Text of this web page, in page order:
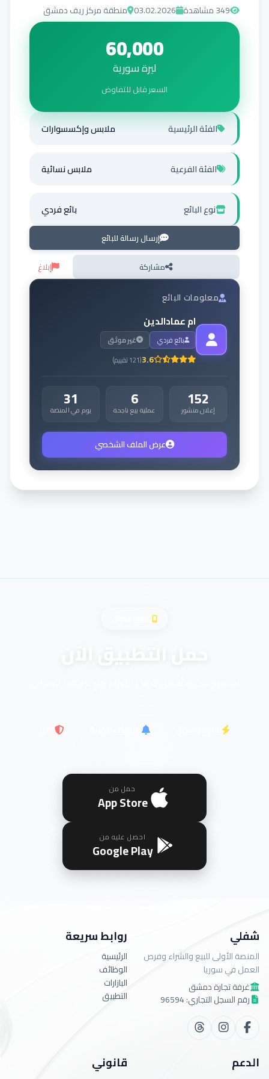
349مشاهدة 03.02.2026 منطقة مركز ريف دمشق
60,000
ليرة سورية
السعر قابل للتفاوض
الفئة الرئيسية ملابس وإكسسوارات
الفئة الفرعية ملابس نسائية
نوع البائع بائع فردي
إرسال رسالة للبائع
مشاركة
إبلاغ
معلومات البائع
ام عمادالدين
بائع فردي غير موثق
3.6
(
121تقييم)
152
إعلان منشور 6
عملية بيع ناجحة 31
يوم في المنصة
عرض الملف الشخصي
حمل التطبيق الآن
حمل من
App Store
احصل عليه من
Google Play
شفلي
المنصة الأولى للبيع والشراء وفرص
العمل في سوريا
غرفة تجارة دمشق
رقم السجل التجاري: 96594
روابط سريعة
الرئيسية
الوظائف
البازارات
التطبيق
الدعم قانوني